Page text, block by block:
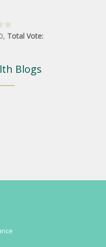
, Total Vote:
Blogs